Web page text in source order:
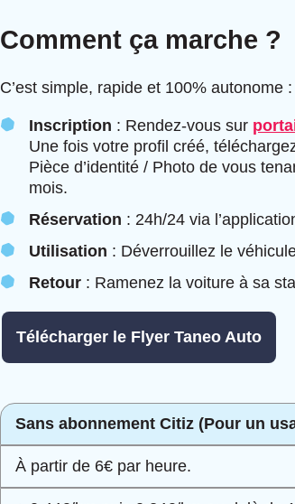
Comment ça marche ?
C’est simple, rapide et 100% autonome :
Inscription : Rendez-vous sur
Une fois votre profil créé,
Pièce d’identité / Photo de vous
mois.
Réservation : 24h/24 via
Utilisation : Déverrouillez le
Retour : Ramenez la voiture à sa
Télécharger le Flyer Taneo Auto
Sans abonnement Citiz (Pour un
À partir de 6€ par heure.